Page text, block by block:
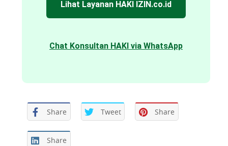
Lihat Layanan HAKI IZIN.co.id
Chat Konsultan HAKI via WhatsApp
Share Tweet Share
Share